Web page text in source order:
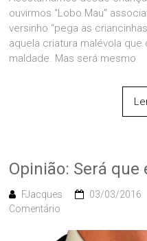
ouvirmos “Lobo Mau”
versinho “pega as
aquela criatura malévola
maldade. Mas será mesmo
Opinião: Será que
FJacques 03/03/2016
Comentário